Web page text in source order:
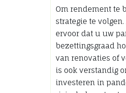
Om rendement te
strategie te
ervoor dat u uw
bezettingsgraad
van renovaties of
is ook verstandig
investeren in